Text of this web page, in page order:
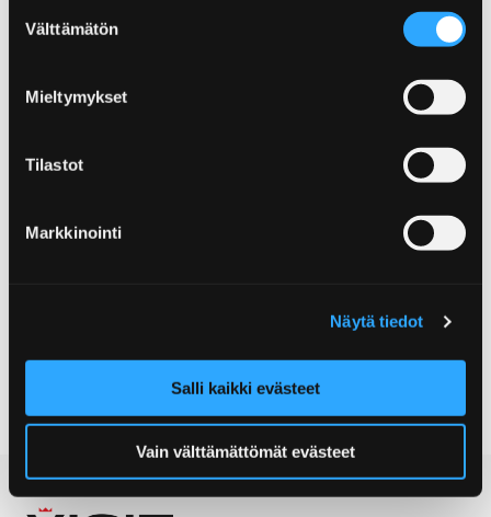
valinta
Välttämätön
Mieltymykset
Tilastot
Markkinointi
Näytä tiedot
Salli kaikki evästeet
Vain välttämättömät evästeet
By car
By bike
Car rental Avis Pori